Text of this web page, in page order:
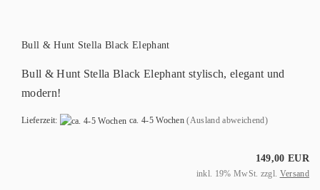
Bull & Hunt Stella Black Elephant
Bull & Hunt Stella Black Elephant stylisch, elegant und
modern!
Lieferzeit: ca. 4-5 Wochen (Ausland abweichend)
149,00 EUR
inkl. 19% MwSt. zzgl. Versand